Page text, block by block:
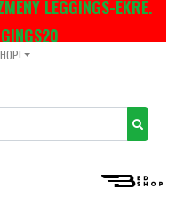
LEGGINGS-EKRE.